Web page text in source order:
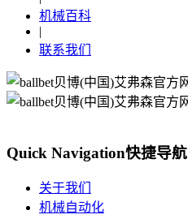
机械百科
|
联系我们
Quick Navigation快捷导航
关于我们
机械自动化